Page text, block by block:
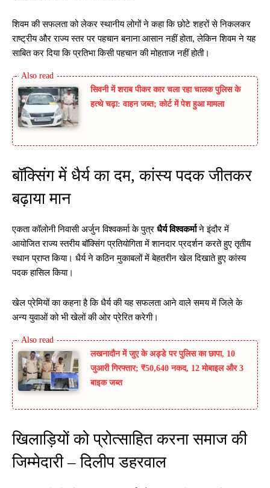
शिवम की सफलता को लेकर स्थानीय लोगों ने कहा कि छोटे शहरों से निकलकर
राष्ट्रीय और राज्य स्तर पर पहचान बनाना आसान नहीं होता, लेकिन शिवम ने यह
साबित कर दिया कि प्रतिभा किसी पहचान की मोहताज नहीं होती।
सिवनी में शराब पीकर कार चला रहा चालक पुलिस के
हत्थे चढ़ा: वाहन जब्त; कोर्ट में पेश हुआ मामला
बॉक्सिंग में धैर्य का दम, कांस्य पदक जीतकर
बढ़ाया मान
एकता कॉलोनी निवासी अर्जुन विश्वकर्मा के पुत्र धैर्य विश्वकर्माने इंदौर में
आयोजित राज्य स्तरीय बॉक्सिंग प्रतियोगिता में शानदार प्रदर्शन करते हुए तृतीय
स्थान प्राप्त किया। धैर्य ने कठिन मुकाबलों में बेहतरीन खेल दिखाते हुए कांस्य
पदक हासिल किया।
खेल प्रेमियों का कहना है कि धैर्य की यह सफलता आने वाले समय में जिले के
अन्य युवाओं को भी खेलों की ओर प्रेरित करेगी।
लखनादौन में जुए के अड्डे पर पुलिस का छापा, 10
जुआरी गिरफ्तार; ₹50,640 नकद, 12 मोबाइल और 3
बाइक जब्त
खिलाड़ियों को प्रोत्साहित करना समाज की
जिम्मेदारी – दिलीप डहरवाल